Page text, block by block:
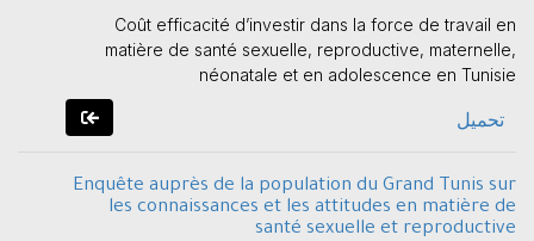
Coût efficacité d’investir dans la force de travail en
matière de santé sexuelle, reproductive, maternelle,
néonatale et en adolescence en Tunisie
تحميل
Enquête auprès de la population du Grand Tunis sur
les connaissances et les attitudes en matière de
santé sexuelle et reproductive